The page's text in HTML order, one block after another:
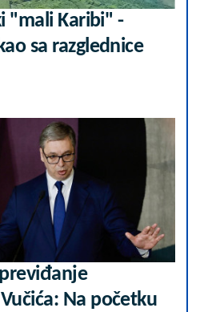
"mali Karibi" -
sa razglednice
Na početku